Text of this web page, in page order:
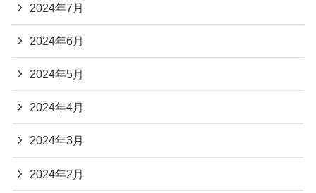
2024年7月
2024年6月
2024年5月
2024年4月
2024年3月
2024年2月